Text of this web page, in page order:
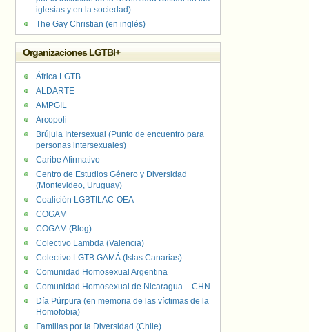
iglesias y en la sociedad)
The Gay Christian (en inglés)
Organizaciones LGTBI+
África LGTB
ALDARTE
AMPGIL
Arcopoli
Brújula Intersexual (Punto de encuentro para
personas intersexuales)
Caribe Afirmativo
Centro de Estudios Género y Diversidad
(Montevideo, Uruguay)
Coalición LGBTILAC-OEA
COGAM
COGAM (Blog)
Colectivo Lambda (Valencia)
Colectivo LGTB GAMÁ (Islas Canarias)
Comunidad Homosexual Argentina
Comunidad Homosexual de Nicaragua – CHN
Día Púrpura (en memoria de las víctimas de la
Homofobia)
Familias por la Diversidad (Chile)